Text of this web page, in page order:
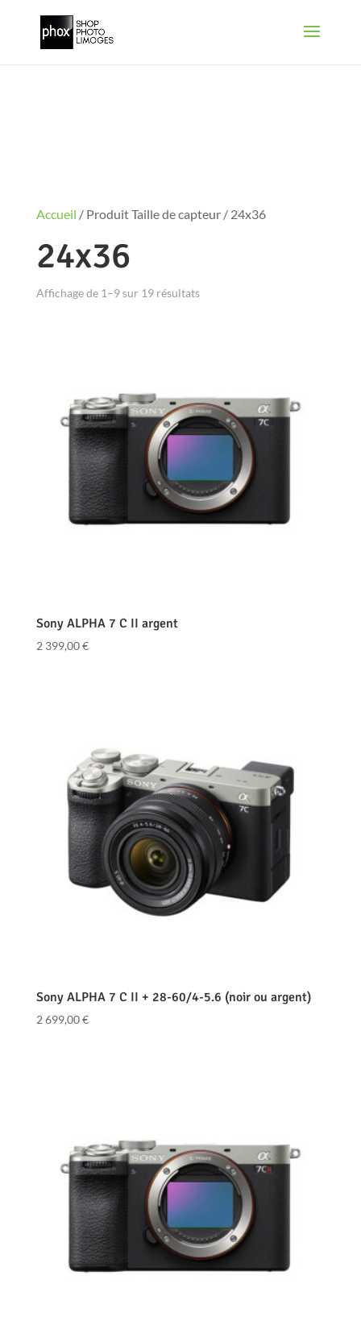
Accueil / Produit Taille de capteur / 24x36
24x36
Affichage de 1–9 sur 19 résultats
Sony ALPHA 7 C II argent
2 399,00€
Sony ALPHA 7 C II + 28-60/4-5.6 (noir ou argent)
2 699,00€